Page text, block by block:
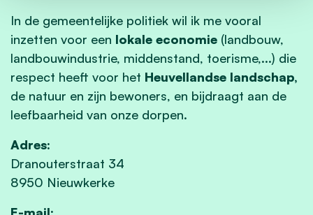
In de gemeentelijke politiek wil ik me vooral
inzetten voor een lokale economie (landbouw,
landbouwindustrie, middenstand, toerisme,...) die
respect heeft voor het Heuvellandse landschap,
de natuur en zijn bewoners, en bijdraagt aan de
leefbaarheid van onze dorpen.
Adres:
Dranouterstraat 34
8950 Nieuwkerke